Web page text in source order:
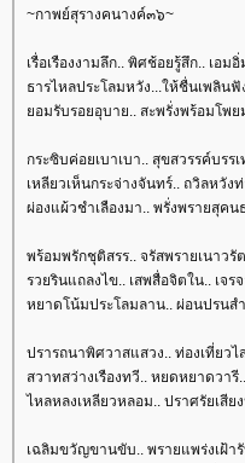
~กาพย์สุรางคนางค์๓๖~
เรื่อเรืองงามลึก.. พิศช้อยรู้สึก.. เอ
ธารไหลประโลมหวัง...ให้ชื่นเพลิน
อมรับรอยอุบาย.. สะพรั่งพร้อมโพย
กระซิบค่อยเบาเบา.. สุขสวรรค์บรร
เหลียวเห็นกระจ่างจันทร์.. ถวิลหวั
ผ่องแผ้วชำเลืองมา.. พรั่งพรายสุค
พร้อมพรักชุติสรร.. จรัสพรายเนาวรั
รวยรินแถลงไข.. เสพสื่อจิตใน.. เจร
หยาดโน้มประโลมลาน.. ผ่อนปรนส
ปรารถนาพิศวาสแสวง.. ท่องเที่ยว
สวาทสว่างเรืองทวี.. หยดหยาดวารี
ไหลหลงเหลียวหลอม.. ปราศรัยเสีย
เฉลิมขวัญขานขับ.. พรายแพร่งเฝ้า